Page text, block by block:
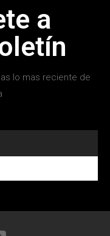
a
lo mas reciente de